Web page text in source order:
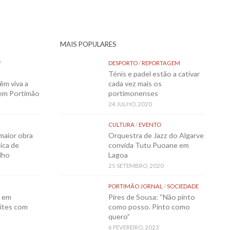
viva a
Portimão
obra
de
com
MAIS POPULARES
DESPORTO/REPORTAGEM
Ténis e padel estão a cativar
cada vez mais os
portimonenses
24 JULHO, 2020
CULTURA/EVENTO
Orquestra de Jazz do Algarve
convida Tutu Puoane em
Lagoa
25 SETEMBRO, 2020
PORTIMÃO JORNAL /SOCIEDADE
Pires de Sousa: “Não pinto
como posso. Pinto como
quero”
6 FEVEREIRO, 2023